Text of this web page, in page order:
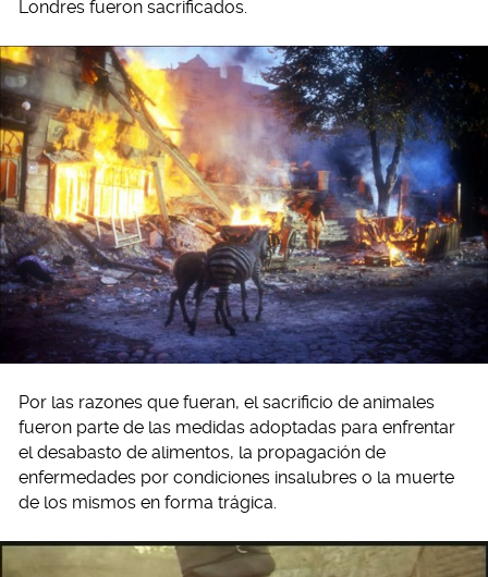
Londres fueron sacrificados.
Por las razones que fueran, el sacrificio de animales
fueron parte de las medidas adoptadas para enfrentar
el desabasto de alimentos, la propagación de
enfermedades por condiciones insalubres o la muerte
de los mismos en forma trágica.